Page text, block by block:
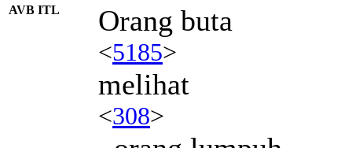
AVB ITL Orang buta
<5185>
melihat
<308>